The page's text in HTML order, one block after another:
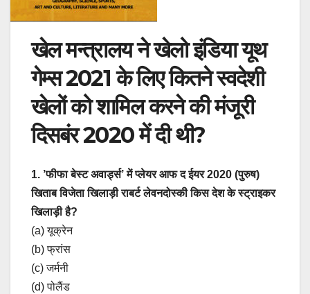
खेल मन्त्रालय ने खेलो इंडिया यूथ
गेम्स 2021 के लिए कितने स्वदेशी
खेलों को शामिल करने की मंजूरी
दिसबंर 2020 में दी थी?
1. ’फीफा बेस्ट अवार्ड्स’ में प्लेयर आफ द ईयर 2020 (पुरुष)
खिताब विजेता खिलाड़ी राबर्ट लेवनदोस्की किस देश के स्ट्राइकर
खिलाड़ी है?
(a) यूक्रेन
(b) फ्रांस
(c) जर्मनी
(d) पोलैंड